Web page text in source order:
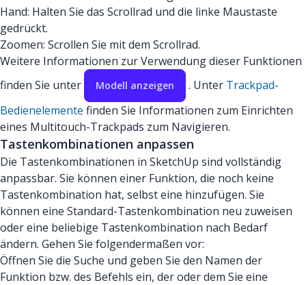
Hand: Halten Sie das Scrollrad und die linke Maustaste
gedrückt.
Zoomen: Scrollen Sie mit dem Scrollrad.
Weitere Informationen zur Verwendung dieser Funktionen
finden Sie unter
Modell anzeigen . Unter Trackpad-
Bedienelemente finden Sie Informationen zum Einrichten
eines Multitouch-Trackpads zum Navigieren.
Tastenkombinationen anpassen
Die Tastenkombinationen in SketchUp sind vollständig
anpassbar. Sie können einer Funktion, die noch keine
Tastenkombination hat, selbst eine hinzufügen. Sie
können eine Standard-Tastenkombination neu zuweisen
oder eine beliebige Tastenkombination nach Bedarf
ändern. Gehen Sie folgendermaßen vor:
Öffnen Sie die Suche und geben Sie den Namen der
Funktion bzw. des Befehls ein, der oder dem Sie eine